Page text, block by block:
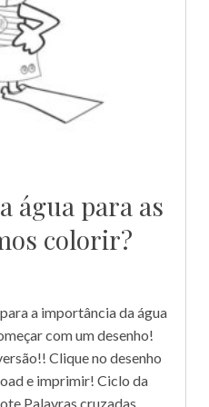
água para as
colorir?
a importância da água
com um desenho!
Clique no desenho
e imprimir! Ciclo da
Palavras cruzadas